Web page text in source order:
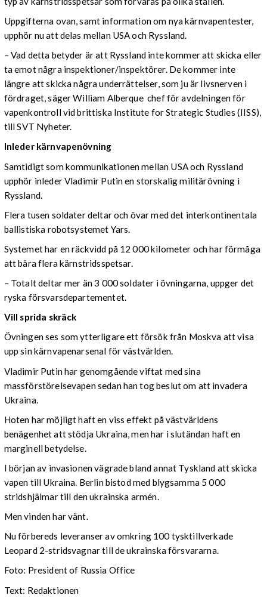
Uppgifterna ovan, samt information om nya kärnvapentester,
upphör nu att delas mellan USA och Ryssland.
– Vad detta betyder är att Ryssland inte kommer att skicka eller
ta emot några inspektioner/inspektörer. De kommer inte
längre att skicka några underrättelser, som ju är livsnerven i
fördraget, säger William Alberque chef för avdelningen för
vapenkontroll vid brittiska Institute for Strategic Studies (IISS),
till SVT Nyheter.
Inleder kärnvapenövning
Samtidigt som kommunikationen mellan USA och Ryssland
upphör inleder Vladimir Putin en storskalig militärövning i
Ryssland.
Flera tusen soldater deltar och övar med det interkontinentala
ballistiska robotsystemet Yars.
Systemet har en räckvidd på 12 000 kilometer och har förmåga
att bära flera kärnstridsspetsar.
– Totalt deltar mer än 3 000 soldater i övningarna, uppger det
ryska försvarsdepartementet.
Vill sprida skräck
Övningen ses som ytterligare ett försök från Moskva att visa
upp sin kärnvapenarsenal för västvärlden.
Vladimir Putin har genomgående viftat med sina
massförstörelsevapen sedan han tog beslut om att invadera
Ukraina.
Hoten har möjligt haft en viss effekt på västvärldens
benägenhet att stödja Ukraina, men har i slutändan haft en
marginell betydelse.
I början av invasionen vägrade bland annat Tyskland att skicka
vapen till Ukraina. Berlin bistod med blygsamma 5 000
stridshjälmar till den ukrainska armén.
Men vinden har vänt.
Nu förbereds leveranser av omkring 100 tysktillverkade
Leopard 2-stridsvagnar till de ukrainska försvararna.
Foto: President of Russia Office
Text: Redaktionen